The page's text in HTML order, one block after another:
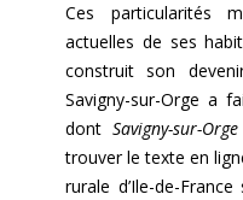
Ces particularités
actuelles de ses
construit son
Savigny-sur-Orge a
dontSavigny-sur-Orge
trouver le texte en
rurale d’Ile-de-